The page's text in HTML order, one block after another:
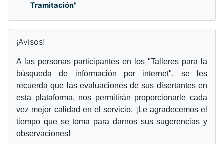
Tramitación"
¡Avisos!
A las personas participantes en los "Talleres para la
búsqueda de información por internet", se les
recuerda que las evaluaciones de sus disertantes en
esta plataforma, nos permitirán proporcionarle cada
vez mejor calidad en el servicio. ¡Le agradecemos el
tiempo que se toma para darnos sus sugerencias y
observaciones!